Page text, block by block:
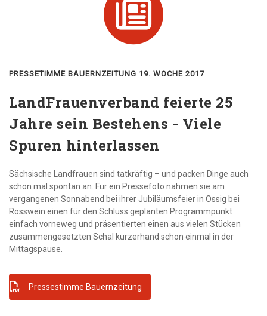
PRESSETIMME BAUERNZEITUNG 19. WOCHE 2017
LandFrauenverband feierte 25
Jahre sein Bestehens - Viele
Spuren hinterlassen
Sächsische Landfrauen sind tatkräftig – und packen Dinge auch
schon mal spontan an. Für ein Pressefoto nahmen sie am
vergangenen Sonnabend bei ihrer Jubiläumsfeier in Ossig bei
Rosswein einen für den Schluss geplanten Programmpunkt
einfach vorneweg und präsentierten einen aus vielen Stücken
zusammengesetzten Schal kurzerhand schon einmal in der
Mittagspause.
Pressestimme Bauernzeitung